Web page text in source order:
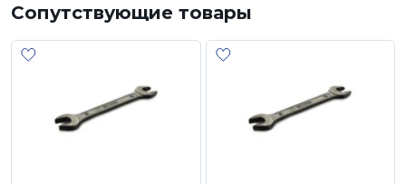
Сопутствующие товары